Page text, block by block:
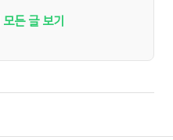
든 글 보기